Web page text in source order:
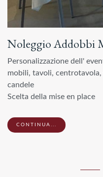
Noleggio Addobbi
Personalizzazione dell'
mobili, tavoli,
candele
Scelta della mise en place
CONTINUA...